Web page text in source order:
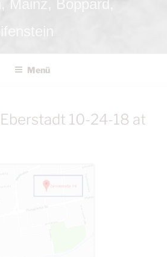
Mainz, Boppard,
Menü
10-24-18 at